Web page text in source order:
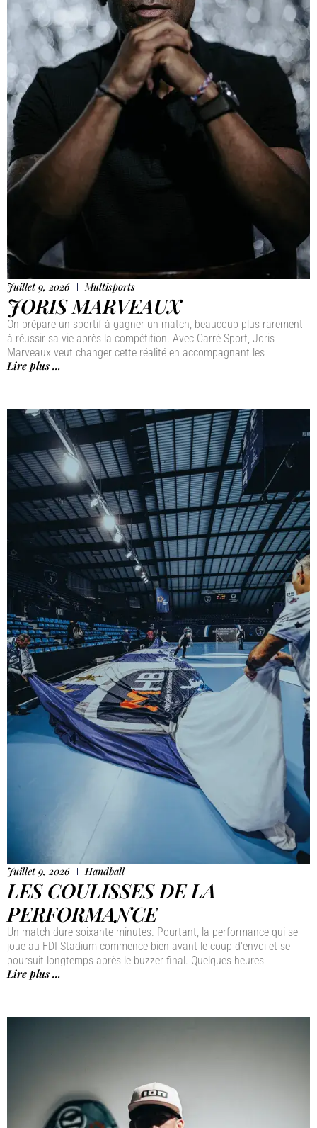
Juillet 9, 2026 Multisports
JORIS MARVEAUX
On prépare un sportif à gagner un match, beaucoup plus rarement
à réussir sa vie après la compétition. Avec Carré Sport, Joris
Marveaux veut changer cette réalité en accompagnant les
Lire plus ...
Juillet 9, 2026 Handball
LES COULISSES DE LA
PERFORMANCE
Un match dure soixante minutes. Pourtant, la performance qui se
joue au FDI Stadium commence bien avant le coup d'envoi et se
poursuit longtemps après le buzzer final. Quelques heures
Lire plus ...